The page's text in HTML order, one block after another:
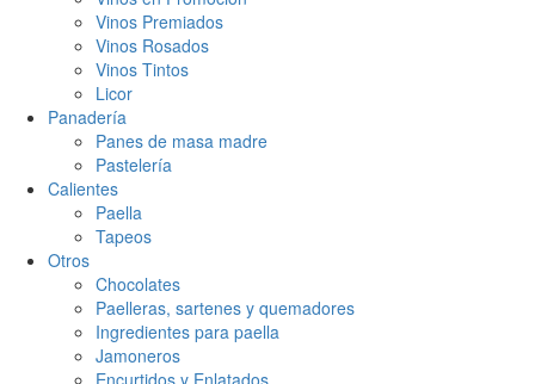
Vinos Premiados
Vinos Rosados
Vinos Tintos
Licor
Panadería
Panes de masa madre
Pastelería
Calientes
Paella
Tapeos
Otros
Chocolates
Paelleras, sartenes y quemadores
Ingredientes para paella
Jamoneros
Encurtidos y Enlatados